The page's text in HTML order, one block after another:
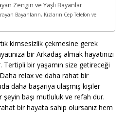
Zengin ve Yaşlı Bayanlar
Bayanların, Kızların Cep Telefon ve
kimsesizlik çekmesine gerek
bir Arkadaş almak hayatınızı
bir yaşamın size getireceği
relax ve daha rahat bir
daha başarıya ulaşmış kişiler
şeyin başı mutluluk ve refah dur.
bir hayata sahip olursanız hem